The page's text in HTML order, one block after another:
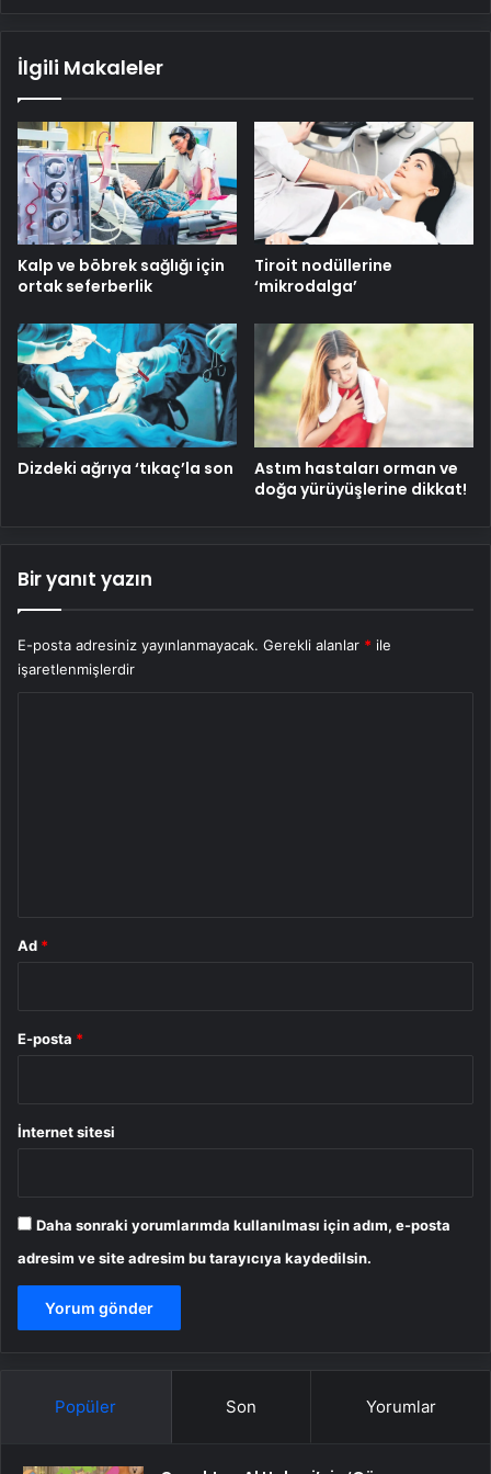
İlgili Makaleler
Kalp ve böbrek sağlığı için
ortak seferberlik
Tiroit nodüllerine
‘mikrodalga’
Dizdeki ağrıya ‘tıkaç’la son
Astım hastaları orman ve
doğa yürüyüşlerine dikkat!
Bir yanıt yazın
E-posta adresiniz yayınlanmayacak. Gerekli alanlar * ile
işaretlenmişlerdir
Ad *
E-posta *
İnternet sitesi
Daha sonraki yorumlarımda kullanılması için adım, e-posta
adresim ve site adresim bu tarayıcıya kaydedilsin.
Popüler Son Yorumlar